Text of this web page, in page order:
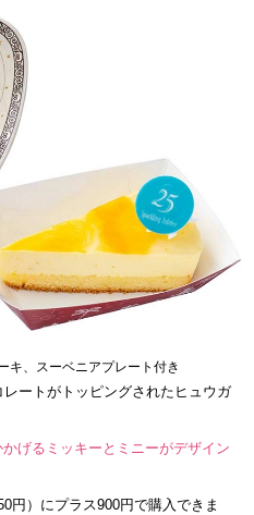
キ、スーベニアプレート付き
ートがトッピングされたヒュウガ
げるミッキーとミニーがデザイン
円）にプラス900円で購入できま